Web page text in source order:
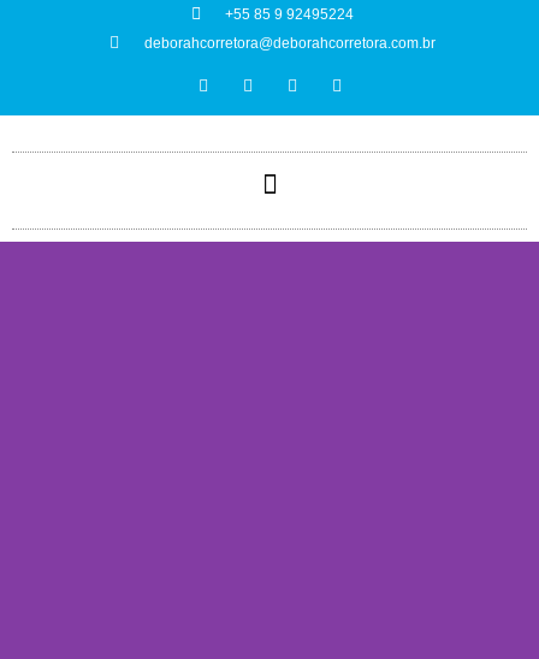
+55 85 9 92495224
deborahcorretora@deborahcorretora.com.br